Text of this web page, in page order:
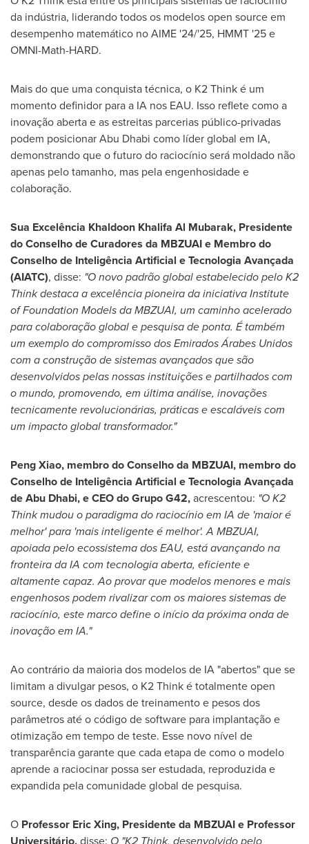
da indústria, liderando todos os modelos open source em
desempenho matemático no AIME '24/'25, HMMT '25 e
OMNI-Math-HARD.
Mais do que uma conquista técnica, o K2 Think é um
momento definidor para a IA nos EAU. Isso reflete como a
inovação aberta e as estreitas parcerias público-privadas
podem posicionarAbu Dhabi como líder global em IA,
demonstrando que o futuro do raciocínio será moldado não
apenas pelo tamanho, mas pela engenhosidade e
colaboração.
Sua Excelência Khaldoon Khalifa Al Mubarak, Presidente
do Conselho de Curadores da MBZUAI e Membro do
Conselho de Inteligência Artificial e Tecnologia Avançada
(AIATC), disse: "O novo padrão global estabelecido pelo K2
Think destaca a excelência pioneira da iniciativa Institute
of Foundation Models da MBZUAI, um caminho acelerado
para colaboração global e pesquisa de ponta. É também
um exemplo do compromisso dos Emirados Árabes Unidos
com a construção de sistemas avançados que são
desenvolvidos pelas nossas instituições e partilhados com
o mundo, promovendo, em última análise, inovações
tecnicamente revolucionárias, práticas e escaláveis com
um impacto global transformador."
Peng Xiao, membro do Conselho da MBZUAI, membro do
Conselho de Inteligência Artificial e Tecnologia Avançada
deAbu Dhabi, e CEO do Grupo G42,acrescentou: "O K2
Think mudou o paradigma do raciocínio em IA de 'maior é
melhor' para 'mais inteligente é melhor'. A MBZUAI,
apoiada pelo ecossistema dos EAU, está avançando na
fronteira da IA com tecnologia aberta, eficiente e
altamente capaz. Ao provar que modelos menores e mais
engenhosos podem rivalizar com os maiores sistemas de
raciocínio, este marco define o início da próxima onda de
inovação em IA."
Ao contrário da maioria dos modelos de IA "abertos" que se
limitam a divulgar pesos, o K2 Think é totalmente open
source, desde os dados de treinamento e pesos dos
parâmetros até o código de software para implantação e
otimização em tempo de teste. Esse novo nível de
transparência garante que cada etapa de como o modelo
aprende a raciocinar possa ser estudada, reproduzida e
expandida pela comunidade global de pesquisa.
O Professor Eric Xing, Presidente da MBZUAI e Professor
Universitário,disse: O "K2 Think, desenvolvido pelo